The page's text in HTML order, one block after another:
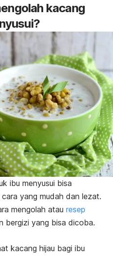
kacang
ibu menyusui bisa
yang mudah dan lezat.
mengolah atau resep
bergizi yang bisa dicoba.
kacang hijau bagi ibu